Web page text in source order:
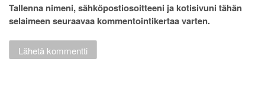
Tallenna nimeni, sähköpostiosoitteeni ja kotisivuni tähän
selaimeen seuraavaa kommentointikertaa varten.